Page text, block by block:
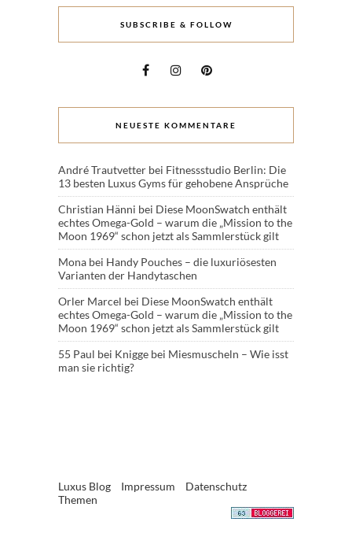
SUBSCRIBE & FOLLOW
NEUESTE KOMMENTARE
André Trautvetter bei Fitnessstudio Berlin: Die
13 besten Luxus Gyms für gehobene Ansprüche
Christian Hänni bei Diese MoonSwatch enthält
echtes Omega-Gold – warum die „Mission to the
Moon 1969“ schon jetzt als Sammlerstück gilt
Mona bei Handy Pouches – die luxuriösesten
Varianten der Handytaschen
Orler Marcel bei Diese MoonSwatch enthält
echtes Omega-Gold – warum die „Mission to the
Moon 1969“ schon jetzt als Sammlerstück gilt
55 Paul bei Knigge bei Miesmuscheln – Wie isst
man sie richtig?
Luxus Blog Impressum
Datenschutz
Themen